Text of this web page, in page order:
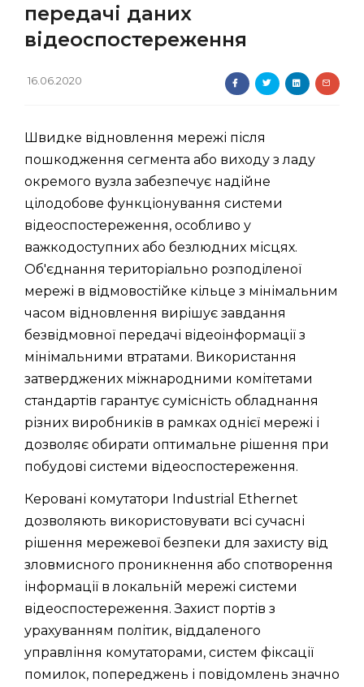
передачі даних
відеоспостереження
16.06.2020
Швидке відновлення мережі після
пошкодження сегмента або виходу з ладу
окремого вузла забезпечує надійне
цілодобове функціонування системи
відеоспостереження, особливо у
важкодоступних або безлюдних місцях.
Об'єднання територіально розподіленої
мережі в відмовостійке кільце з мінімальним
часом відновлення вирішує завдання
безвідмовної передачі відеоінформації з
мінімальними втратами. Використання
затверджених міжнародними комітетами
стандартів гарантує сумісність обладнання
різних виробників в рамках однієї мережі і
дозволяє обирати оптимальне рішення при
побудові системи відеоспостереження.
Керовані комутатори Industrial Ethernet
дозволяють використовувати всі сучасні
рішення мережевої безпеки для захисту від
зловмисного проникнення або спотворення
інформації в локальній мережі системи
відеоспостереження. Захист портів з
урахуванням політик, віддаленого
управління комутаторами, систем фіксації
помилок, попереджень і повідомлень значно